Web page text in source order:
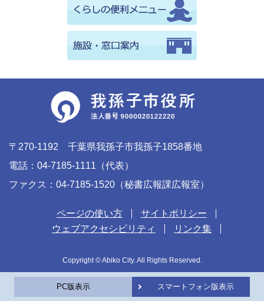
〒270-1192 千葉県我孫子市我孫子1858番地
電話：04-7185-1111（代表）
ファクス：04-7185-1520（秘書広報課広報室）
ページの使い方
サイトポリシー
ウェブアクセシビリティ
リンク集
Copyright © Abiko City. All Rights Reserved.
PC版表示 スマートフォン版表示